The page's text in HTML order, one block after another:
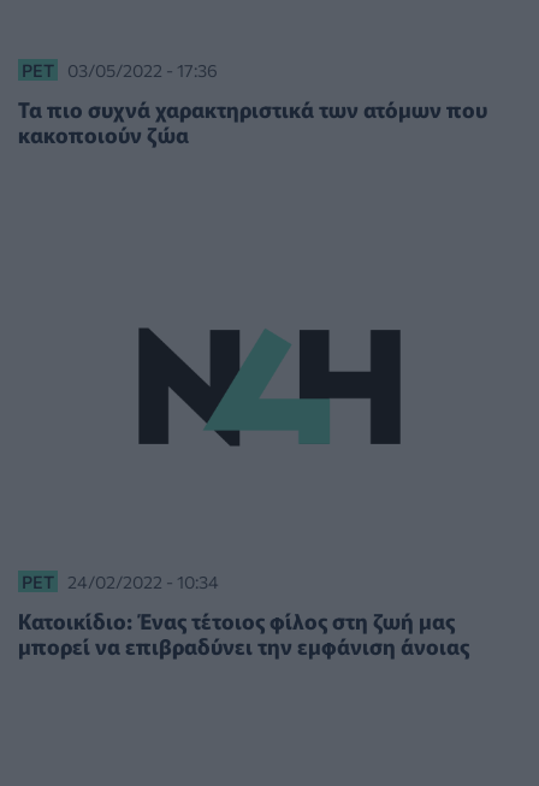
PET 03/05/2022 - 17:36
Τα πιο συχνά χαρακτηριστικά των ατόμων που
κακοποιούν ζώα
PET 24/02/2022 - 10:34
Κατοικίδιο: Ένας τέτοιος φίλος στη ζωή μας
μπορεί να επιβραδύνει την εμφάνιση άνοιας